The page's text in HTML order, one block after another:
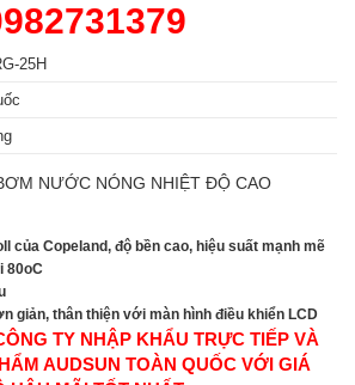
25H
NƯỚC NÓNG NHIỆT ĐỘ CAO
của Copeland, độ bền cao, hiệu suất mạnh mẽ
80oC
giản, thân thiện với màn hình điều khiển LCD
TY NHẬP KHẨU TRỰC TIẾP VÀ
AUDSUN TOÀN QUỐC VỚI GIÁ